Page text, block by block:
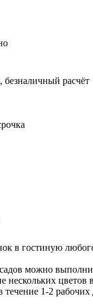
расчёт
в гостиную
можно
нескольких цветов
течение 1-2 рабочих